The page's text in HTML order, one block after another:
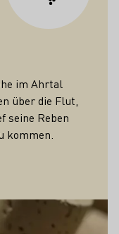
im Ahrtal
über die Flut,
seine Reben
kommen.